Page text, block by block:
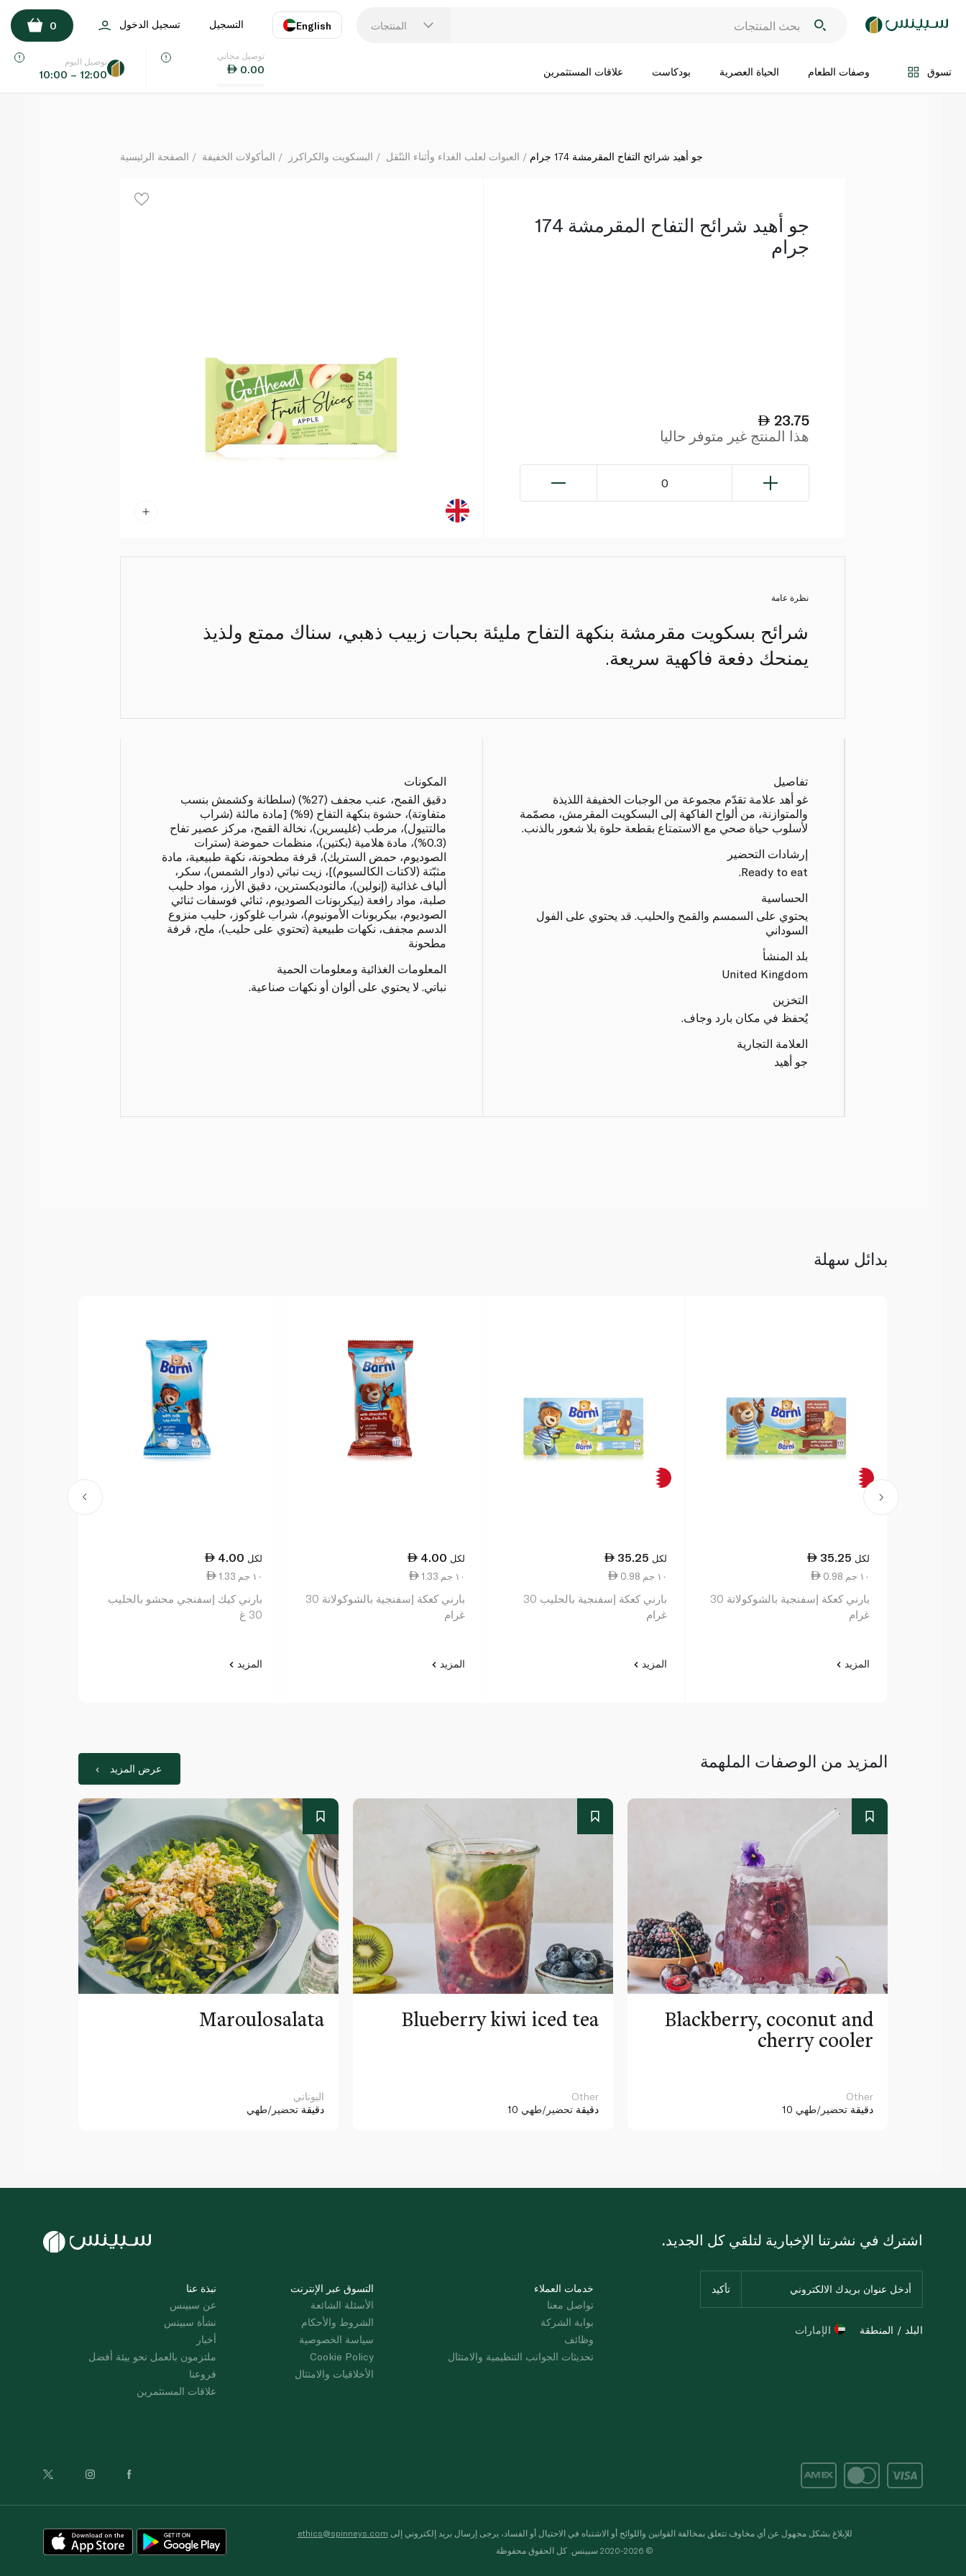
المنتجات English
اللغة
التسجيل تسجيل الدخول 0
تسوق وصفات الطعام الحياة العصرية بودكاست علاقات المستثمرين
توصيل مجاني
0.00
توصيل اليوم
10:00 – 12:00
اضف الى السلة
الصفحة الرئيسية المأكولات الخفيفة البسكويت والكراكرز العبوات لعلب الغداء وأثناء التنّقل جو أهيد شرائح التفاح المقرمشة 174 جرام
جو أهيد شرائح التفاح المقرمشة 174
جرام
23.75
هذا المنتج غير متوفر حاليا
0
نظرة عامة
شرائح بسكويت مقرمشة بنكهة التفاح مليئة بحبات زبيب ذهبي، سناك ممتع ولذيذ
يمنحك دفعة فاكهية سريعة.
تفاصيل
غو أهد علامة تقدّم مجموعة من الوجبات الخفيفة اللذيذة
والمتوازنة، من ألواح الفاكهة إلى البسكويت المقرمش، مصمّمة
لأسلوب حياة صحي مع الاستمتاع بقطعة حلوة بلا شعور بالذنب.
إرشادات التحضير
Ready to eat.
الحساسية
يحتوي على السمسم والقمح والحليب. قد يحتوي على الفول
السوداني
بلد المنشأ
United Kingdom
التخزين
يُحفظ في مكان بارد وجاف.
العلامة التجارية
جو أهيد
المكونات
دقيق القمح، عنب مجفف (27%) (سلطانة وكشمش بنسب
متفاوتة)، حشوة بنكهة التفاح (9%) [مادة مالئة (شراب
مالتتيول)، مرطب (غليسرين)، نخالة القمح، مركز عصير تفاح
(0.3%)، مادة هلامية (بكتين)، منظمات حموضة (سترات
الصوديوم، حمض الستريك)، قرفة مطحونة، نكهة طبيعية، مادة
مثبّتة (لاكتات الكالسيوم)]، زيت نباتي (دوار الشمس)، سكر،
ألياف غذائية (إنولين)، مالتوديكسترين، دقيق الأرز، مواد حليب
صلبة، مواد رافعة (بيكربونات الصوديوم، ثنائي فوسفات ثنائي
الصوديوم، بيكربونات الأمونيوم)، شراب غلوكوز، حليب منزوع
الدسم مجفف، نكهات طبيعية (تحتوي على حليب)، ملح، قرفة
مطحونة
المعلومات الغذائية ومعلومات الحمية
نباتي. لا يحتوي على ألوان أو نكهات صناعية.
بدائل سهلة
35.25 لكل
0.98 ١٠ جم
بارني كعكة إسفنجية بالشوكولاتة 30
غرام
المزيد
35.25 لكل
0.98 ١٠ جم
بارني كعكة إسفنجية بالحليب 30
غرام
المزيد
4.00 لكل
1.33 ١٠ جم
بارني كعكة إسفنجية بالشوكولاتة 30
غرام
المزيد
4.00 لكل
1.33 ١٠ جم
بارني كيك إسفنجي محشو بالحليب
30 غ
المزيد
المزيد من الوصفات الملهمة عرض المزيد
Maroulosalata
اليوناني
دقيقة تحضير/طهي
Blueberry kiwi iced tea
Other
10 دقيقة تحضير/طهي
Blackberry, coconut and
cherry cooler
Other
10 دقيقة تحضير/طهي
نبذة عنا
عن سبينس
نشأة سبينس
أخبار
ملتزمون بالعمل نحو بيئة أفضل
فروعنا
علاقات المستثمرين
التسوق عبر الإنترنت
الأسئلة الشائعة
الشروط والأحكام
سياسة الخصوصية
Cookie Policy
الأخلاقيات والامتثال
خدمات العملاء
تواصل معنا
بوابة الشركة
وظائف
تحديثات الجوانب التنظيمية والامتثال
اشترك في نشرتنا الإخبارية لتلقي كل الجديد.
البلد / المنطقة الإمارات
للإبلاغ بشكل مجهول عن أي مخاوف تتعلق بمخالفة القوانين واللوائح أو الاشتباه في الاحتيال أو الفساد، يرجى إرسال بريد إلكتروني إلى ethics@spinneys.com
© 2020-2026 سبينس. كل الحقوق محفوظة